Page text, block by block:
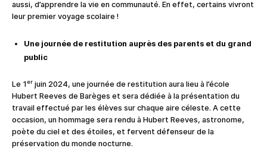
aussi, d’apprendre la vie en communauté. En effet, certains vivront
leur premier voyage scolaire !
Une journée de restitution auprès des parents et du grand
public
Le 1 er juin 2024, une journée de restitution aura lieu à l’école
Hubert Reeves de Barèges et sera dédiée à la présentation du
travail effectué par les élèves sur chaque aire céleste. A cette
occasion, un hommage sera rendu à Hubert Reeves, astronome,
poète du ciel et des étoiles, et fervent défenseur de la
préservation du monde nocturne.